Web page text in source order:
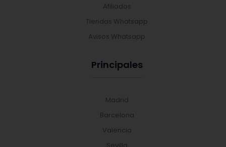
Afiliados
Tiendas Whatsapp
Avisos Whatsapp
Principales
Madrid
Barcelona
Valencia